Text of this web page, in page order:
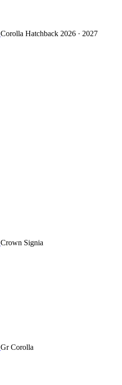
Corolla Hatchback 2026 · 2027
Crown Signia
Gr Corolla